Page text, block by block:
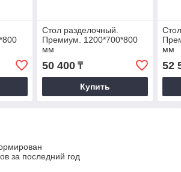
Стол разделочный.
Премиум. 1200*700*800
мм
50 400₸
Купить
мм
52
за последний год